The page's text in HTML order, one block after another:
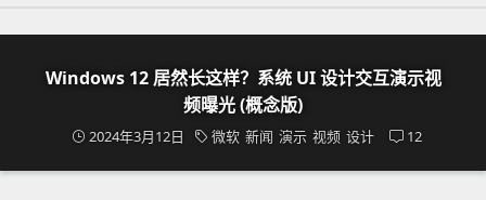
Windows 12 居然长这样？系统 UI 设计交互演示视
频曝光 (概念版)
2024年3月12日 微软 新闻 演示 视频 设计 12